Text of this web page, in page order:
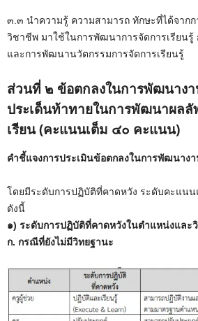
๓.๓ นำความรู้ ความสามารถ ทักษะที่ได้จาก
วิชาชีพ มาใช้ในการพัฒนาการจัดการเรียน
และการพัฒนานวัตกรรมการจัดการเรียนรู้
ส่วนที่ ๒ ข้อตกลงในการพัฒนางา
ประเด็นท้าทายในการพัฒนาผลลั
เรียน (คะแนนเต็ม ๔๐ คะแนน)
คำชี้แจงการประเมินข้อตกลงในการพัฒนาง
โดยมีระดับการปฏิบัติที่คาดหวัง ระดับคะแน
ดังนี้
๑) ระดับการปฏิบัติที่คาดหวังในตำแหน่งและ
ก. กรณีที่ยังไม่มีวิทยฐานะ